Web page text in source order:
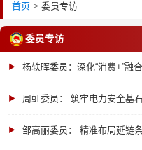
首页 > 委员专访
委员专访
周虹委员： 筑牢电力安全基
邹高丽委员： 精准布局延链